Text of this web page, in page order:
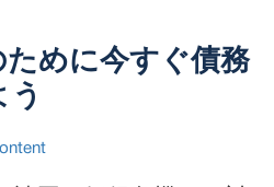
ために今すぐ債務
う